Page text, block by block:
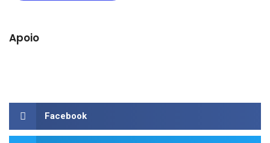
Apoio
Facebook